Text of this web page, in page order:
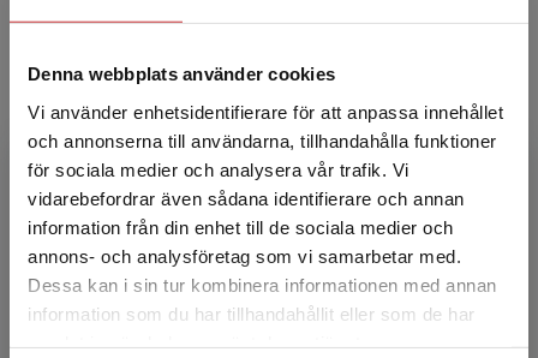
Denna webbplats använder cookies
Vi använder enhetsidentifierare för att anpassa innehållet
och annonserna till användarna, tillhandahålla funktioner
för sociala medier och analysera vår trafik. Vi
vidarebefordrar även sådana identifierare och annan
information från din enhet till de sociala medier och
annons- och analysföretag som vi samarbetar med.
Dessa kan i sin tur kombinera informationen med annan
information som du har tillhandahållit eller som de har
Begränsad fraktregion
Det verkar som att du besöker
Magnus Danielson är fil.dr i journalistik och
för journalistutbildningen vid Stockholms
universite...